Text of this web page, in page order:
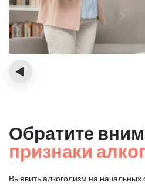
‹
Обратите
признаки
Выявить алкоголизм на начальных